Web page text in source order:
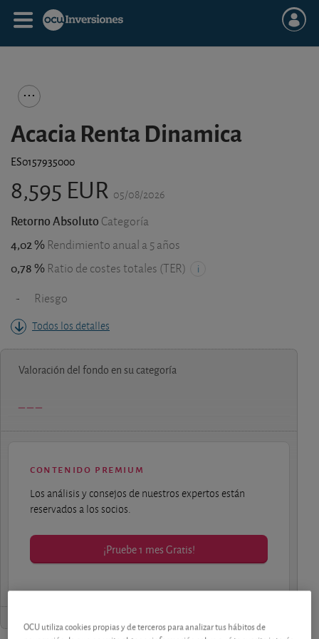
Acacia Renta Dinamica
ES0157935000
8,595 EUR 05/08/2026
Retorno Absoluto Categoría
4,02 % Rendimiento anual a 5 años
0,78 % Ratio de costes totales (TER)
- Riesgo
Todos los detalles
Valoración del fondo en su categoría
contenido premium
Los análisis y consejos de nuestros expertos están
reservados a los socios.
¡Pruebe 1 mes Gratis!
OCU utiliza cookies propias y de terceros para analizar tus hábitos de